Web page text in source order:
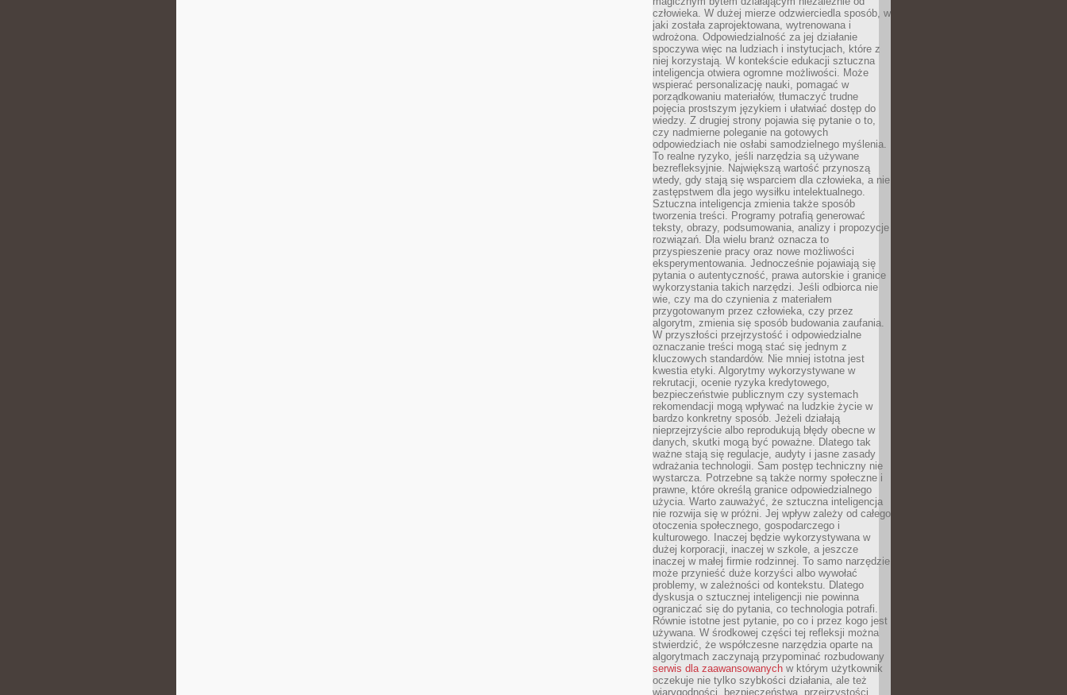
człowieka. W dużej mierze odzwierciedla sposób, w
jaki została zaprojektowana, wytrenowana i
wdrożona. Odpowiedzialność za jej działanie
spoczywa więc na ludziach i instytucjach, które z
niej korzystają. W kontekście edukacji sztuczna
inteligencja otwiera ogromne możliwości. Może
wspierać personalizację nauki, pomagać w
porządkowaniu materiałów, tłumaczyć trudne
pojęcia prostszym językiem i ułatwiać dostęp do
wiedzy. Z drugiej strony pojawia się pytanie o to,
czy nadmierne poleganie na gotowych
odpowiedziach nie osłabi samodzielnego myślenia.
To realne ryzyko, jeśli narzędzia są używane
bezrefleksyjnie. Największą wartość przynoszą
wtedy, gdy stają się wsparciem dla człowieka, a nie
zastępstwem dla jego wysiłku intelektualnego.
Sztuczna inteligencja zmienia także sposób
tworzenia treści. Programy potrafią generować
teksty, obrazy, podsumowania, analizy i propozycje
rozwiązań. Dla wielu branż oznacza to
przyspieszenie pracy oraz nowe możliwości
eksperymentowania. Jednocześnie pojawiają się
pytania o autentyczność, prawa autorskie i granice
wykorzystania takich narzędzi. Jeśli odbiorca nie
wie, czy ma do czynienia z materiałem
przygotowanym przez człowieka, czy przez
algorytm, zmienia się sposób budowania zaufania.
W przyszłości przejrzystość i odpowiedzialne
oznaczanie treści mogą stać się jednym z
kluczowych standardów. Nie mniej istotna jest
kwestia etyki. Algorytmy wykorzystywane w
rekrutacji, ocenie ryzyka kredytowego,
bezpieczeństwie publicznym czy systemach
rekomendacji mogą wpływać na ludzkie życie w
bardzo konkretny sposób. Jeżeli działają
nieprzejrzyście albo reprodukują błędy obecne w
danych, skutki mogą być poważne. Dlatego tak
ważne stają się regulacje, audyty i jasne zasady
wdrażania technologii. Sam postęp techniczny nie
wystarcza. Potrzebne są także normy społeczne i
prawne, które określą granice odpowiedzialnego
użycia. Warto zauważyć, że sztuczna inteligencja
nie rozwija się w próżni. Jej wpływ zależy od całego
otoczenia społecznego, gospodarczego i
kulturowego. Inaczej będzie wykorzystywana w
dużej korporacji, inaczej w szkole, a jeszcze
inaczej w małej firmie rodzinnej. To samo narzędzie
może przynieść duże korzyści albo wywołać
problemy, w zależności od kontekstu. Dlatego
dyskusja o sztucznej inteligencji nie powinna
ograniczać się do pytania, co technologia potrafi.
Równie istotne jest pytanie, po co i przez kogo jest
używana. W środkowej części tej refleksji można
stwierdzić, że współczesne narzędzia oparte na
algorytmach zaczynają przypominać rozbudowany
serwis dla zaawansowanych w którym użytkownik
oczekuje nie tylko szybkości działania, ale też
wiarygodności, bezpieczeństwa, przejrzystości